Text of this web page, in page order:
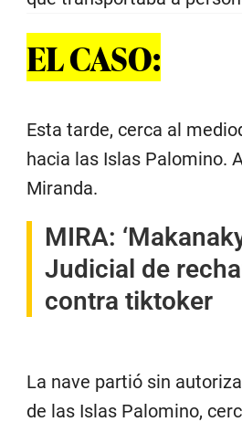
EL CASO:
Esta tarde, cerca al
hacia las Islas Palomino.
Miranda.
MIRA:
Judicial de
contra tiktoker
La nave partió sin
de las Islas Palomino,